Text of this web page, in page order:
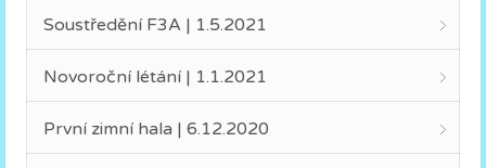
Soustředění F3A | 1.5.2021
Novoroční létání | 1.1.2021
První zimní hala | 6.12.2020